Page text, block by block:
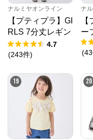
ナルミヤオンライン
【プティプラ】GI
RLS 7分丈レギン
ス
4.7
(243件)
ナ
ー
(43
19 20